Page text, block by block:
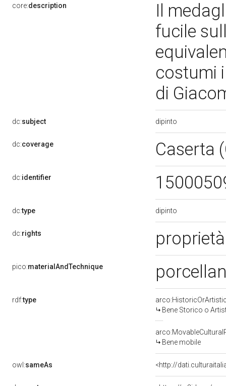
core:description
Il
fucile
costumi
di
dc:subject dipinto
dc:coverage Caserta
dc:identifier
dc:type dipinto
dc:rights
pico:materialAndTechnique
rdf:type
Bene Storico o
Bene mobile
owl:sameAs <http://